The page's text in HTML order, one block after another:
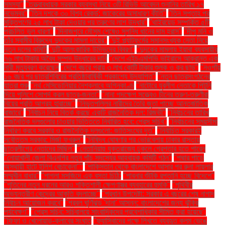
সমস্যা" "তত্ত্বাবধায়ক সরকার ব্যবস্থা নিয়ে ৩টি রিভিউ আবেদন শুনানির তারিখ ১৭
নভেম্বর" "তিন দশকে ৩০ বিশ্ব রেকর্ড: জাকেরের অসাধারণ কীর্তি" "তিন সপ্তাহ পর
মুক্তিপণের ২৫ লাখ টাকা দেওয়ার পর তরুণের লাশ উদ্ধার" "থাইরয়েড সম্পর্কিত ৫টি
প্রচলিত ভুল ধারণা" "দিনাজপুরে মৌসুম শেষেও সুগন্ধি ধানের দাম হ্রাস" "দীপু মনি ও
তাঁর স্বামীর বিরুদ্ধে দুদকের মামলা দায়ের" "দুই প্ল্যাটফর্মের সমানসংখ্যক নেতা নিয়ে
নতুন দলের কমিটি "দুটি আলংকারিক উদ্ভিদের বিবরণ" "দুদকের মামলায় ইয়াবা ব্যবসায়ীর
৭৬ লাখ টাকার অবৈধ সম্পদ উদ্ধারের দাবি "দেশে এইচএমপিভি ভাইরাসে আক্রান্ত এক
নারী মৃত্যুবরণ করেছেন "দেশে বছরে প্রায় ৩ লাখ কোটি টাকার শুল্ক ও কর ছাড়" "নওগাঁয়
১৬ বছর পর ছাত্রশিবিরের প্রতিষ্ঠাবার্ষিকী প্রকাশ্যে উদযাপিত" "নতুন ছাত্রসংগঠনের
যাত্রা শুরু "নর্থ মেসিডোনিয়ার নৈশক্লাবে অগ্নিকাণ্ড "নাটোরে যুবলীগ নেতাকে পিটুনি
দিয়ে পুলিশে সোপর্দ করল ছাত্র-জনতা" "নানা পদক্ষেপ সত্ত্বেও চীনের তরুণ-তরুণীরা
বিয়ের প্রতি আগ্রহ হারাচ্ছে" "নিভৃতপল্লির নারীদের তৈরি জুতা পাচ্ছে আন্তর্জাতিক
বাজারে" "নির্বাচন নিয়ে বিতর্ক করছে একটি রাজনৈতিক দল: রিজভী" "নির্বাচনের তারিখ
রাজনৈতিক দলগুলোর চাওয়ার ভিত্তিতে নির্ধারিত হবে: প্রেস সচিব" "নির্বাচনের সময়সীমা
নির্ধারণ করবে সরকার ও রাজনৈতিক দলগুলো: জাতিসংঘের দূত" "নির্বাচিত সরকারই
সর্বোত্তম সরকার: মির্জা ফখরুল" "নিষিদ্ধ ঘোষণার পর ভোরবেলায় ঢাকার রাস্তায়
ছাত্রলীগের নেতাদের মিছিল" "নেতানিয়াহু যুক্তরাজ্যে ঢুকলে গ্রেপ্তার হতে পারেন
"নোয়াখালী জেলা বিএনপির নতুন পাঁচ সদস্যের আহ্বায়ক কমিটি গঠন" "পদ্মার পাড়ে
অস্থায়ী হাটে ইলিশ বেচাকেনা"'' "পাকিস্তান থেকে বাংলাদেশে আসার পর রুনা লায়লার
সম্মুখীন বাধার" "পাগলা মসজিদে এক বস্তা চিঠি: "পাবনার শুঁটকি রপ্তানি হচ্ছে বিদেশে"
"পুতিনের নতুন ধরনের আরও শক্তিশালী ক্ষেপণাস্ত্র ব্যবহারের হুমকি" "পৃথিবীর
অভ্যন্তরীণ কেন্দ্রের আকৃতি বদলাচ্ছে" "প্রধান উপদেষ্টা: সরকার এ বছরের শেষ নাগাদ
নির্বাচন আয়োজন করবে" "প্রবল ঘূর্ণিঝড় 'দানা' আসন্ন: বাংলাদেশের জন্য ঝুঁকির
পর্যবেক্ষণ" "প্রেস সচিব: সচিবালয়ে সাংবাদিকদের প্রবেশাধিকার সীমিত করা হয়েছে"
"ফিফা ও খেলোয়াড়-ক্লাবের সংঘাত "ফ্যাসিবাদের পক্ষে লিখতে ব্যবহৃত কলম ভেঙে